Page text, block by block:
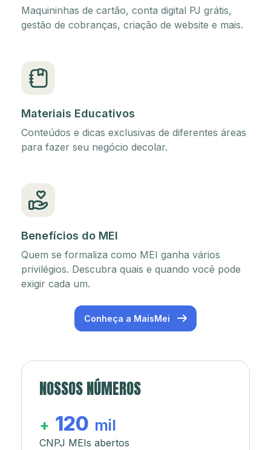
Maquininhas de cartão, conta digital PJ grátis,
gestão de cobranças, criação de website e mais.
Materiais Educativos
Conteúdos e dicas exclusivas de diferentes áreas
para fazer seu negócio decolar.
Benefícios do MEI
Quem se formaliza como MEI ganha vários
privilégios. Descubra quais e quando você pode
exigir cada um.
Conheça a MaisMei
NOSSOS NÚMEROS
+ 120 mil
CNPJ MEIs abertos